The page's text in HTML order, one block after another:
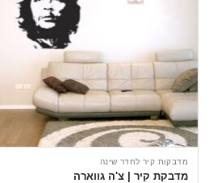
מדבקות קיר לחדר שינה
מדבקת קיר | צ'ה גווארה